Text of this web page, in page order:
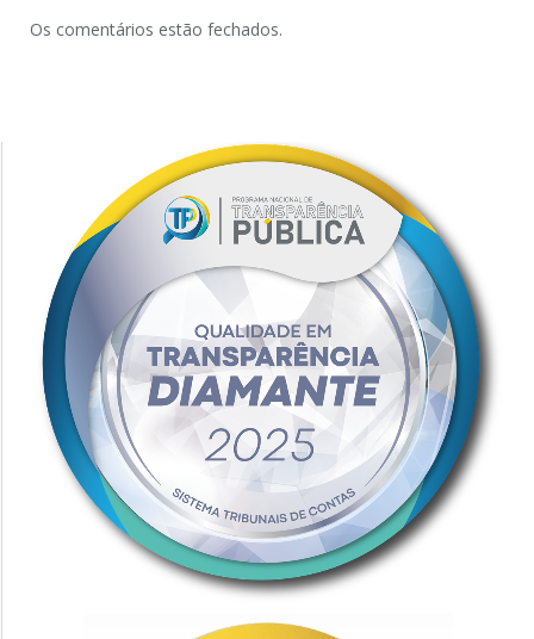
Os comentários estão fechados.